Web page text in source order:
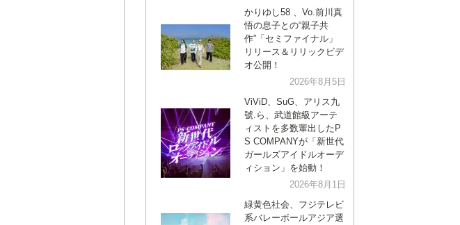
洋楽
VTuber ディズニー
かりゆし58 、Vo.前川真
悟の息子との“親子共
作”「セミファイナル」
リリース＆リリックビデ
オ公開！
2026年8月5日
ViViD、SuG、アリス九
號.ら、武道館級アーテ
ィストを多数輩出したP
S COMPANYが「新世代
ガールズアイドルオーデ
ィション」を始動！
2026年8月1日
緑黄色社会、フジテレビ
系バレーボールアジア選